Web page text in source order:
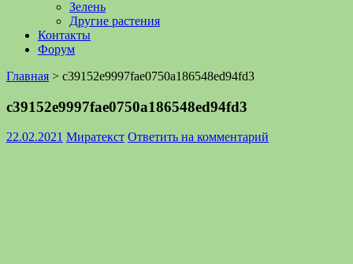
Зелень
Другие растения
Контакты
Форум
Главная > c39152e9997fae0750a186548ed94fd3
c39152e9997fae0750a186548ed94fd3
22.02.2021 Миратекст Ответить на комментарий